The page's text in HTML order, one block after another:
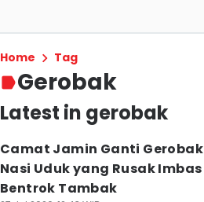
Home Tag
Gerobak
Latest in gerobak
Camat Jamin Ganti Gerobak
Nasi Uduk yang Rusak Imbas
Bentrok Tambak